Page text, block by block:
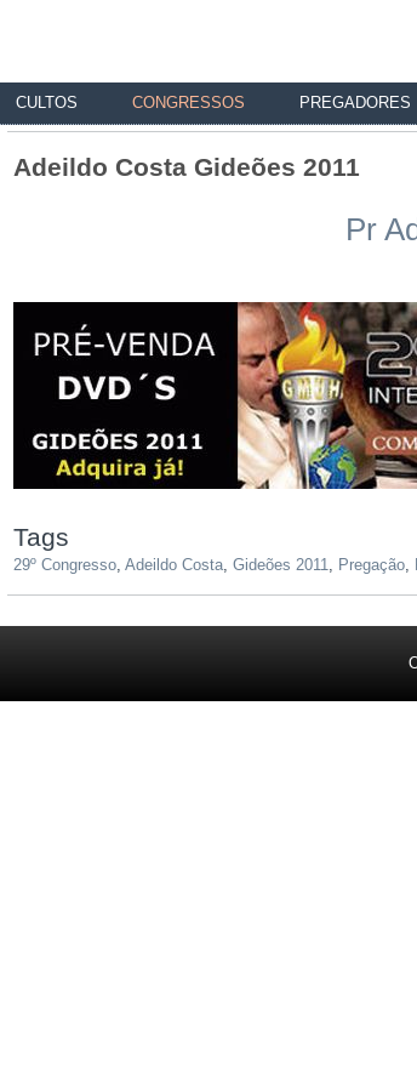
CULTOS CONGRESSOS PREGADORES
Adeildo Costa Gideões 2011
Pr
Tags
29º Congresso, Adeildo Costa, Gideões 2011, Pregação,